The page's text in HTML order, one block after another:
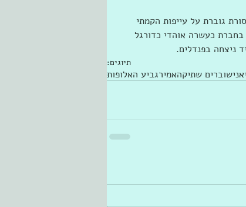
גוברת על עייפות הקמתי
כעשרה אוהדי כדורגל
ניצחה בפנדלים.
תיוגים:
שוברים שתיקהאמירגביע האלופות